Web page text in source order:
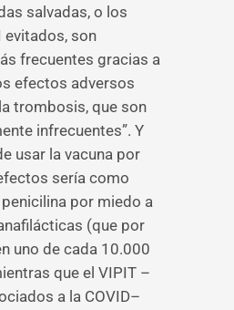
salvadas, o los
evitados, son
frecuentes gracias a
efectos adversos
trombosis, que son
infrecuentes”. Y
usar la vacuna por
sería como
por miedo a
(que por
uno de cada 10.000
que el VIPIT –
a la COVID–